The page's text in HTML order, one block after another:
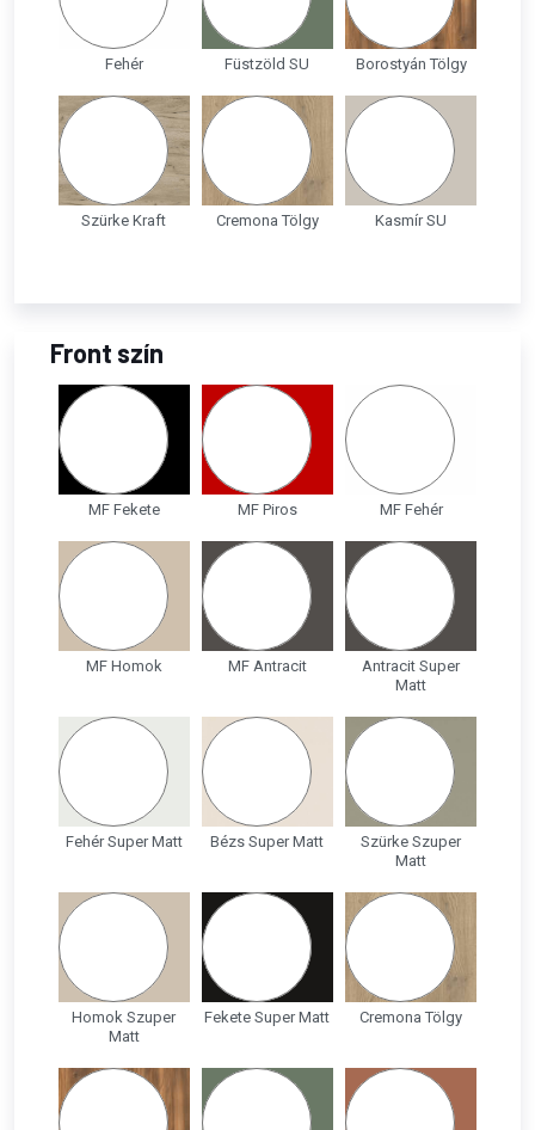
Fehér Füstzöld SU Borostyán Tölgy
Szürke Kraft Cremona Tölgy Kasmír SU
Front szín
MF Fekete MF Piros MF Fehér
MF Homok MF Antracit
Antracit Super
Matt
Fehér Super Matt Bézs Super Matt
Szürke Szuper
Matt
Homok Szuper
Matt
Fekete Super Matt Cremona Tölgy